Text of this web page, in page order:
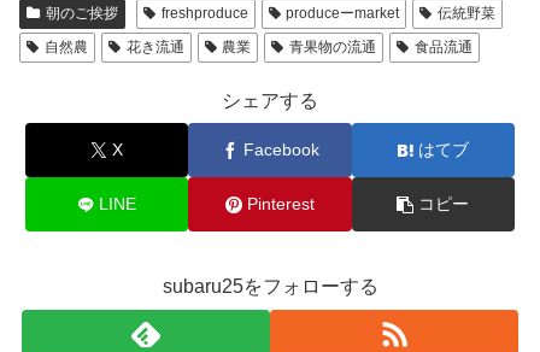
朝のご挨拶 freshproduce produceーmarket
伝統野菜
自然農
花き流通 農業 青果物の流通 食品流通
シェアする
X Facebook はてブ
LINE Pinterest コピー
subaru25をフォローする